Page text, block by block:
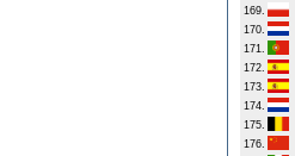
169.
170.
171.
172.
173.
174.
175.
176.